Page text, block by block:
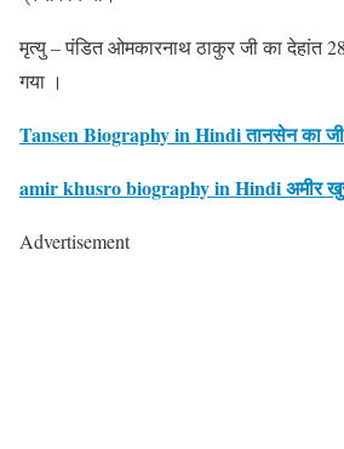
मृत्यु – पंडित ओमकारनाथ ठाकुर जी का देहांत
गया ।
Tansen Biography in Hindi तानसेन का
amir khusro biography in Hindi अमीर
Advertisement